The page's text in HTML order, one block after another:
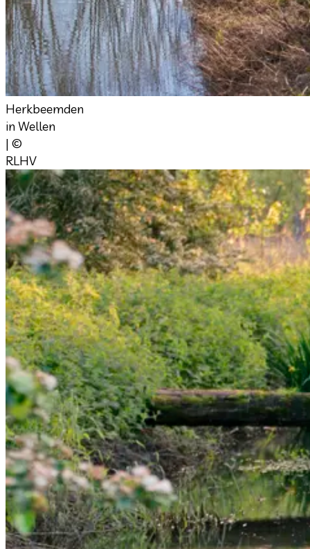
Herkbeemden
in Wellen
| ©
RLHV